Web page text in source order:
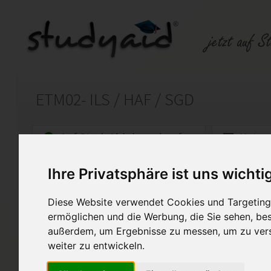
Ihre Privatsphäre ist uns
Diese Website verwendet Cookies und
ermöglichen und die Werbung, die Sie sehen,
außerdem, um Ergebnisse zu messen, um zu
weiter zu entwickeln.
ETM02- ILS / HAF / SGD
Auf StudyAid.de verkaufen
Startseite Technik und Informatik
Elektrotechnik
!!Bitte lass eine Bewertung
Die Einsendeaufgabe zu